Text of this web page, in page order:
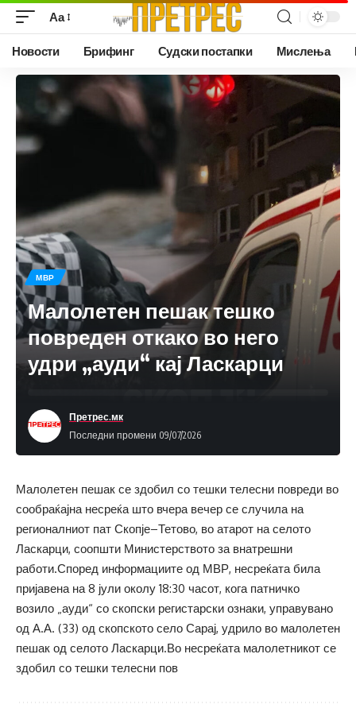
Аа
Новости Брифинг Судски постапки Мислења
МВР
Малолетен пешак тешко
повреден откако во него
удри „ауди“ кај Ласкарци
Последни промени 09/07/2026
Претрес.мк
Малолетен пешак се здобил со тешки телесни повреди во
сообраќајна несреќа што вчера вечер се случила на
регионалниот пат Скопје–Тетово, во атарот на селото
Ласкарци, соопшти Министерството за внатрешни
работи.Според информациите од МВР, несреќата била
пријавена на 8 јули околу 18:30 часот, кога патничко
возило „ауди“ со скопски регистарски ознаки, управувано
од А.А. (33) од скопското село Сарај, удрило во малолетен
пешак од селото Ласкарци.Во несреќата малолетникот се
здобил со тешки телесни пов